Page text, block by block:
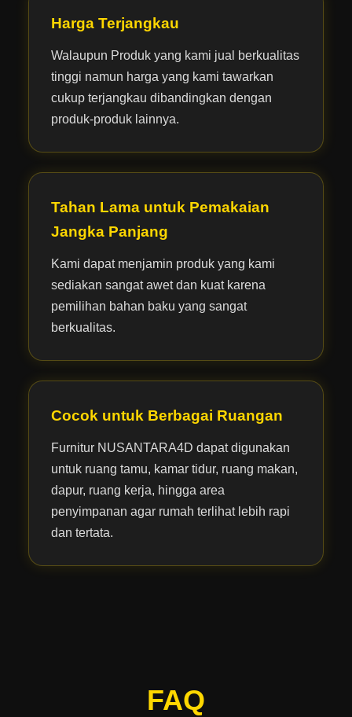
Harga Terjangkau
Walaupun Produk yang kami jual berkualitas
tinggi namun harga yang kami tawarkan
cukup terjangkau dibandingkan dengan
produk-produk lainnya.
Tahan Lama untuk Pemakaian
Jangka Panjang
Kami dapat menjamin produk yang kami
sediakan sangat awet dan kuat karena
pemilihan bahan baku yang sangat
berkualitas.
Cocok untuk Berbagai Ruangan
Furnitur NUSANTARA4D dapat digunakan
untuk ruang tamu, kamar tidur, ruang makan,
dapur, ruang kerja, hingga area
penyimpanan agar rumah terlihat lebih rapi
dan tertata.
FAQ